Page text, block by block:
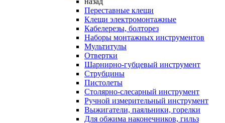
Переставные клещи
Клещи электромонтажные
Кабелерезы, болторез
Наборы монтажных инструментов
Мультитулы
Отвертки
Шарнирно-губцевый инструмент
Струбцины
Пистолеты
Столярно-слесарный инструмент
Ручной измерительный инструмент
Выжигатели, паяльники, горелки
Для обжима наконечников, гильз